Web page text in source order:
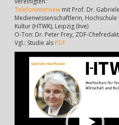
Telefoninterview mit Prof. Dr.
Medienwissenschaftlerin,
Kultur (HTWK), Leipzig (live)
O-Ton: Dr. Peter Frey, ZDF-
Vgl.: Studie als PDF
Video-